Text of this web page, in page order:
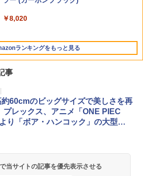
ン) 任天堂(20250605)
￥8,710
ク 【レンタル落ち】
￥3,002
ンラインコード版
￥5,000
￥8,020
ランキングをもっと見る
第三章 蛇神 (Amazon.co.jp限定オリジ
ナル三方背収納ケース付きコレクション)
(オリジナル特典:オリジナル巾着＋メー
カー特典:【坤と離】二振りの剣、十翼よ
事
60cmのビッグサイズで美しさを再
プレックス、アニメ「ONE PIEC
り「ボア・ハンコック」の大型ス
当サイトの記事を優先表示させる